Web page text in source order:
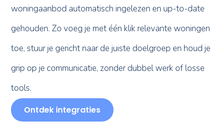
woningaanbod automatisch ingelezen en up-to-date
gehouden. Zo voeg je met één klik relevante woningen
toe, stuur je gericht naar de juiste doelgroep en houd je
grip op je communicatie, zonder dubbel werk of losse
tools.
Ontdek integraties